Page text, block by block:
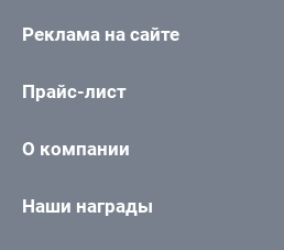
Реклама на сайте
Прайс-лист
О компании
Наши награды